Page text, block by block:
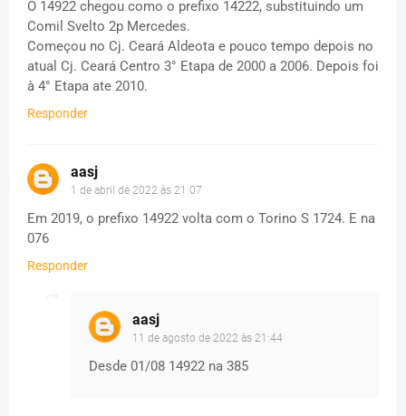
O 14922 chegou como o prefixo 14222, substituindo um
Comil Svelto 2p Mercedes.
Começou no Cj. Ceará Aldeota e pouco tempo depois no
atual Cj. Ceará Centro 3° Etapa de 2000 a 2006. Depois foi
à 4° Etapa ate 2010.
Responder
aasj
1 de abril de 2022 às 21:07
Em 2019, o prefixo 14922 volta com o Torino S 1724. E na
076
Responder
aasj
11 de agosto de 2022 às 21:44
Desde 01/08 14922 na 385